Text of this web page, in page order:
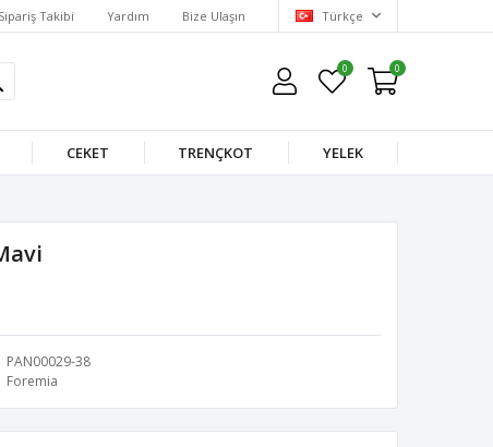
Sipariş Takibi Yardım Bize Ulaşın Türkçe
0 0
CEKET TRENÇKOT YELEK
PAN00029-38
Foremia